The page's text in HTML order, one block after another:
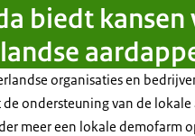
biedt kansen
organisaties en
de ondersteuning van de
meer een lokale demofarm